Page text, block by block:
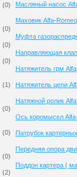
(0)
(0)
(0)
(0)
(1)
(0)
(0)
(0)
(2)
Масляный насос
Маховик Alfa-
Муфта
Направляющая
Натяжитель грм
Натяжитель цепи
Натяжной ролик
Ось коромысел
Патрубок
Передняя опора
Поддон картера (